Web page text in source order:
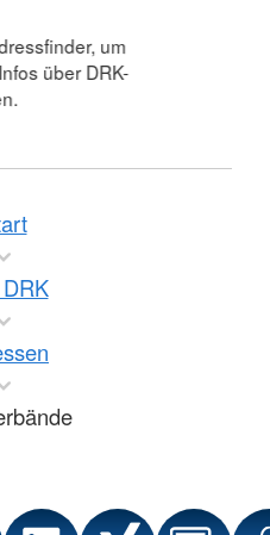
um
über DRK-